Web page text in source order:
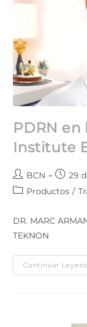
PDRN
Institute
BCN
29
Productos /
DR. MARC
TEKNON
Continuar